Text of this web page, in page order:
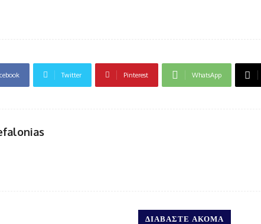
Twitter Pinterest WhatsApp
ΔΙΑΒΑΣΤΕ ΑΚΟΜΑ